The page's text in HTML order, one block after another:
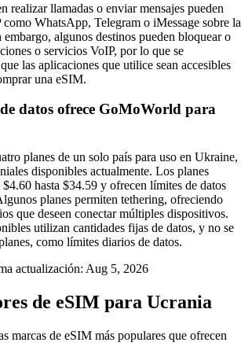
realizar llamadas o enviar mensajes pueden
WhatsApp, Telegram o iMessage sobre la
algunos destinos pueden bloquear o
o servicios VoIP, por lo que se
las aplicaciones que utilice sean accesibles
una eSIM.
datos ofrece GoMoWorld para
planes de un solo país para uso en Ukraine,
disponibles actualmente. Los planes
hasta $34.59 y ofrecen límites de datos
planes permiten tethering, ofreciendo
que deseen conectar múltiples dispositivos.
utilizan cantidades fijas de datos, y no se
como límites diarios de datos.
actualización: Aug 5, 2026
de eSIM para Ucrania
marcas de eSIM más populares que ofrecen